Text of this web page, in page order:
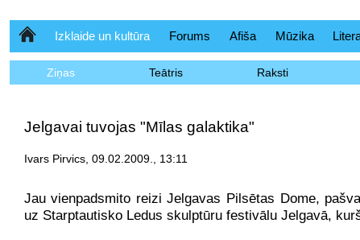
SākumlapaIzklaide un kultūra Forums Afiša Mūzika
Ziņas Teātris Raksti
Jelgavai tuvojas "Mīlas galaktika"
Ivars Pirvics, 09.02.2009., 13:11
Jau vienpadsmito reizi Jelgavas Pilsētas Dome,
uz Starptautisko Ledus skulptūru festivālu Jelgavā,